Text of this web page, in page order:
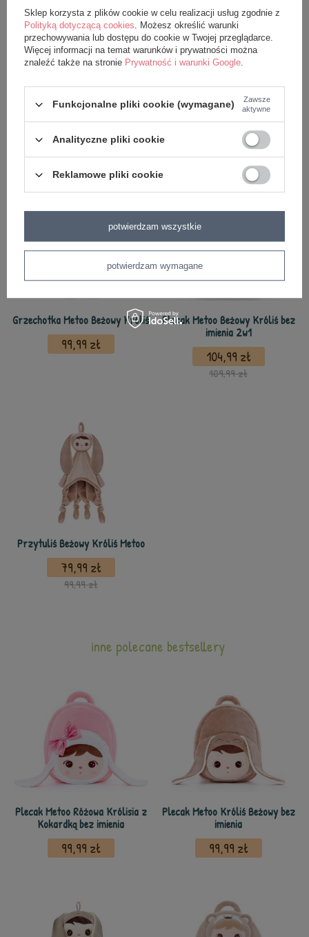
Plecak Metoo Króliś Beżowy bez
imienia
99,99 zł
Lalka Metoo Beżowy Króliś
95,99 zł
Grzechotka Metoo Beżowy Króliś
99,99 zł
Plecak Metoo Beżowy Króliś bez
imienia 2w1
104,99 zł
109,99 zł
Przytuliś Beżowy Króliś Metoo
79,99 zł
99,99 zł
inne polecane bestsellery
Plecak Metoo Różowa Królisia z
Kokardką bez imienia
99,99 zł
Plecak Metoo Króliś Beżowy bez
imienia
99,99 zł
Sklep korzysta z plików cookie w celu realizacji usług zgodnie z
Polityką dotyczącą cookies. Możesz określić warunki
przechowywania lub dostępu do cookie w Twojej przeglądarce.
Więcej informacji na temat warunków i prywatności można
znaleźć także na stronie Prywatność i warunki Google.
Funkcjonalne pliki cookie (wymagane)
Zawsze
aktywne
Analityczne pliki cookie
Reklamowe pliki cookie
potwierdzam wymagane
potwierdzam wszystkie